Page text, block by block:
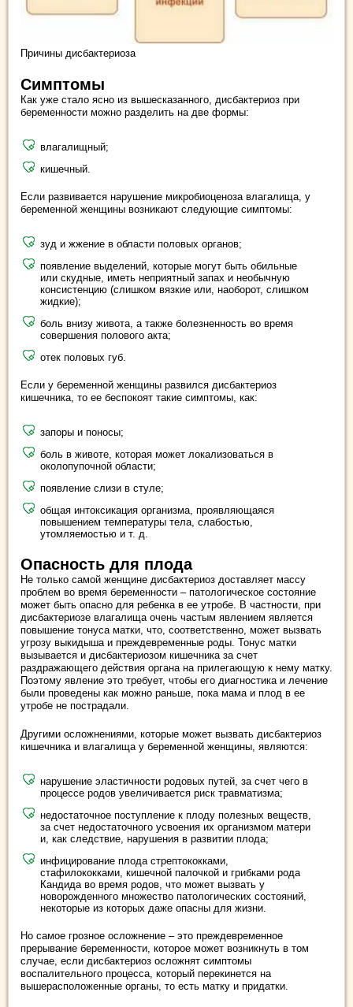
Причины дисбактериоза
Симптомы
Как уже стало ясно из вышесказанного, дисбактериоз при
беременности можно разделить на две формы:
влагалищный;
кишечный.
Если развивается нарушение микробиоценоза влагалища, у
беременной женщины возникают следующие симптомы:
зуд и жжение в области половых органов;
появление выделений, которые могут быть обильные
или скудные, иметь неприятный запах и необычную
консистенцию (слишком вязкие или, наоборот, слишком
жидкие);
боль внизу живота, а также болезненность во время
совершения полового акта;
отек половых губ.
Если у беременной женщины развился дисбактериоз
кишечника, то ее беспокоят такие симптомы, как:
запоры и поносы;
боль в животе, которая может локализоваться в
околопупочной области;
появление слизи в стуле;
общая интоксикация организма, проявляющаяся
повышением температуры тела, слабостью,
утомляемостью и т. д.
Опасность для плода
Не только самой женщине дисбактериоз доставляет массу
проблем во время беременности – патологическое состояние
может быть опасно для ребенка в ее утробе. В частности, при
дисбактериозе влагалища очень частым явлением является
повышение тонуса матки, что, соответственно, может вызвать
угрозу выкидыша и преждевременные роды. Тонус матки
вызывается и дисбактериозом кишечника за счет
раздражающего действия органа на прилегающую к нему матку.
Поэтому явление это требует, чтобы его диагностика и лечение
были проведены как можно раньше, пока мама и плод в ее
утробе не пострадали.
Другими осложнениями, которые может вызвать дисбактериоз
кишечника и влагалища у беременной женщины, являются:
нарушение эластичности родовых путей, за счет чего в
процессе родов увеличивается риск травматизма;
недостаточное поступление к плоду полезных веществ,
за счет недостаточного усвоения их организмом матери
и, как следствие, нарушения в развитии плода;
инфицирование плода стрептококками,
стафилококками, кишечной палочкой и грибками рода
Кандида во время родов, что может вызвать у
новорожденного множество патологических состояний,
некоторые из которых даже опасны для жизни.
Но самое грозное осложнение – это преждевременное
прерывание беременности, которое может возникнуть в том
случае, если дисбактериоз осложнят симптомы
воспалительного процесса, который перекинется на
вышерасположенные органы, то есть матку и придатки.